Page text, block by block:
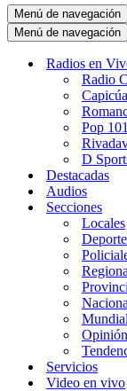
Menú de navegación
Menú de navegación
Radios en
Radio
Pop
D
Destacadas
Audios
Secciones
Locales
Opinión
Servicios
Video en vivo